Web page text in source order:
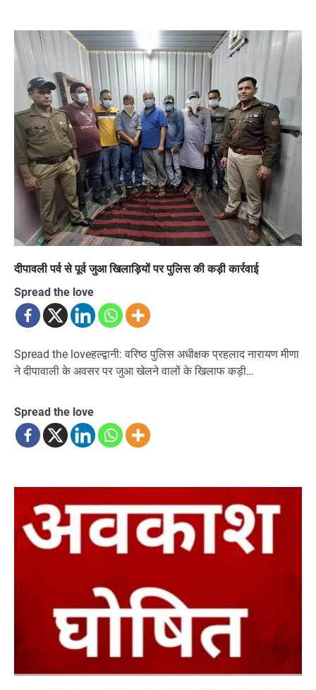
दीपावली पर्व से पूर्व जुआ खिलाड़ियों पर पुलिस की कड़ी कार्रवाई
Spread the love
Spread the loveहल्द्वानी: वरिष्ठ पुलिस अधीक्षक प्रहलाद नारायण मीणा
ने दीपावाली के अवसर पर जुआ खेलने वालों के खिलाफ कड़ी…
Spread the love